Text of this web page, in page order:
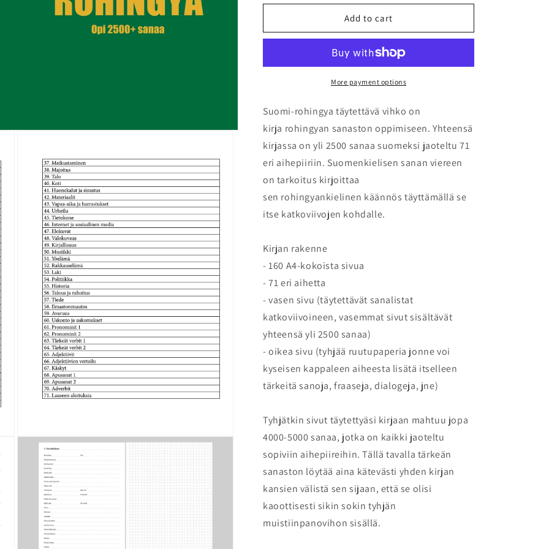
Open
for
rohingya
for
Suomi-
rohingya
täytettävä
vihko
Add to cart
More payment options
Suomi-rohingya täytettävä vihko on
kirja rohingyan sanaston oppimiseen. Yhteensä
kirjassa on yli 2500 sanaa suomeksi jaoteltu 71
eri aihepiiriin. Suomenkielisen sanan viereen
on tarkoitus kirjoittaa
sen rohingyankielinen käännös täyttämällä se
itse katkoviivojen kohdalle.
Kirjan rakenne
- 160 A4-kokoista sivua
- 71 eri aihetta
- vasen sivu (täytettävät sanalistat
katkoviivoineen, vasemmat sivut sisältävät
yhteensä yli 2500 sanaa)
- oikea sivu (tyhjää ruutupaperia jonne voi
kyseisen kappaleen aiheesta lisätä itselleen
tärkeitä sanoja, fraaseja, dialogeja, jne)
Tyhjätkin sivut täytettyäsi kirjaan mahtuu jopa
4000-5000 sanaa, jotka on kaikki jaoteltu
sopiviin aihepiireihin. Tällä tavalla tärkeän
sanaston löytää aina kätevästi yhden kirjan
kansien välistä sen sijaan, että se olisi
kaoottisesti sikin sokin tyhjän
muistiinpanovihon sisällä.